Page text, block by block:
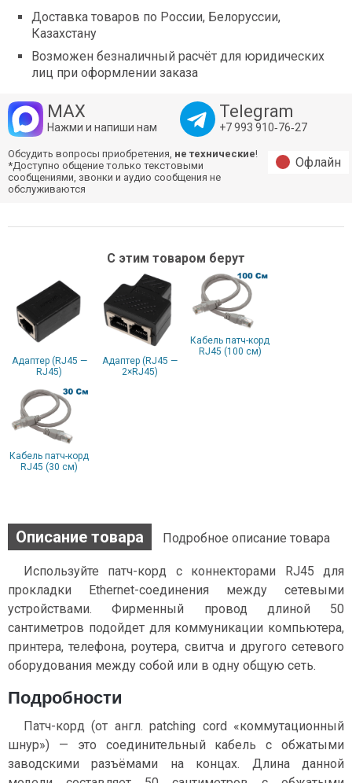
Доставка товаров по России, Белоруссии,
Казахстану
Возможен безналичный расчёт для юридических
лиц при оформлении заказа
MAX
Нажми и напиши нам
Telegram
+7 993 910‑76‑27
Обсудить вопросы приобретения, не технические!
*Доступно общение только текстовыми
сообщениями, звонки и аудио сообщения не
обслуживаются
Офлайн
С этим товаром берут
Адаптер (RJ45 —
RJ45)
Адаптер (RJ45 —
2×RJ45)
Кабель патч-корд
RJ45 (100 см)
Кабель патч-корд
RJ45 (30 см)
Описание товара Подробное описание товара
Используйте патч-корд с коннекторами RJ45 для
прокладки Ethernet-соединения между сетевыми
устройствами. Фирменный провод длиной 50
сантиметров подойдет для коммуникации компьютера,
принтера, телефона, роутера, свитча и другого сетевого
оборудования между собой или в одну общую сеть.
Подробности
Патч-корд (от англ. patching cord «коммутационный
шнур») — это соединительный кабель с обжатыми
заводскими разъёмами на концах. Длина данной